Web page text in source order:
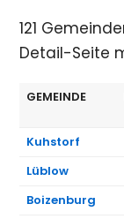
121
Detail-Seite
GEMEINDE
Kuhstorf
Lüblow
Boizenburg